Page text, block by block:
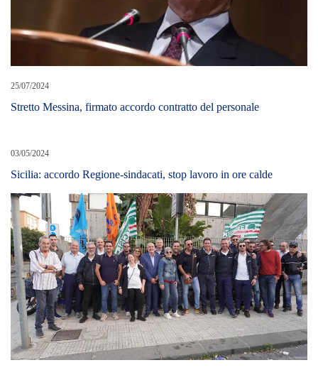
25/07/2024
Stretto Messina, firmato accordo contratto del personale
03/05/2024
Sicilia: accordo Regione-sindacati, stop lavoro in ore calde